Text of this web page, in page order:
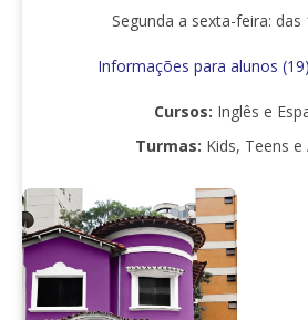
Segunda a sexta-feira: das
Informações para alunos
Cursos: Inglês e
Turmas: Kids, Teens e